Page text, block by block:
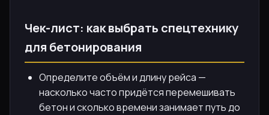
Чек-лист: как выбрать спецтехнику
для бетонирования
Определите объём и длину рейса —
насколько часто придётся перемешивать
бетон и сколько времени занимает путь до